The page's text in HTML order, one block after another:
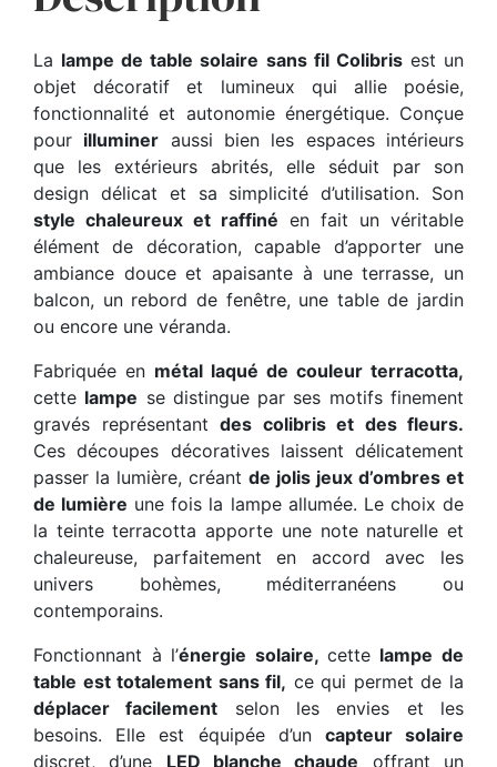
La lampe de table solaire sans fil Colibrisest un
objet décoratif et lumineux qui allie poésie,
fonctionnalité et autonomie énergétique. Conçue
pour illuminer aussi bien les espaces intérieurs
que les extérieurs abrités, elle séduit par son
design délicat et sa simplicité d’utilisation. Son
style chaleureux et raffiné en fait un véritable
élément de décoration, capable d’apporter une
ambiance douce et apaisante à une terrasse, un
balcon, un rebord de fenêtre, une table de jardin
ou encore une véranda.
Fabriquée en métal laqué de couleur terracotta,
cette lampe se distingue par ses motifs finement
gravés représentant des colibris et des fleurs.
Ces découpes décoratives laissent délicatement
passer la lumière, créant de jolis jeux d’ombres et
de lumière une fois la lampe allumée. Le choix de
la teinte terracotta apporte une note naturelle et
chaleureuse, parfaitement en accord avec les
univers bohèmes, méditerranéens ou
contemporains.
Fonctionnant à l’énergie solaire, cette lampe de
table est totalement sans fil, ce qui permet de la
déplacer facilement selon les envies et les
besoins. Elle est équipée d’un capteur solaire
discret, d’une LED blanche chaude offrant un